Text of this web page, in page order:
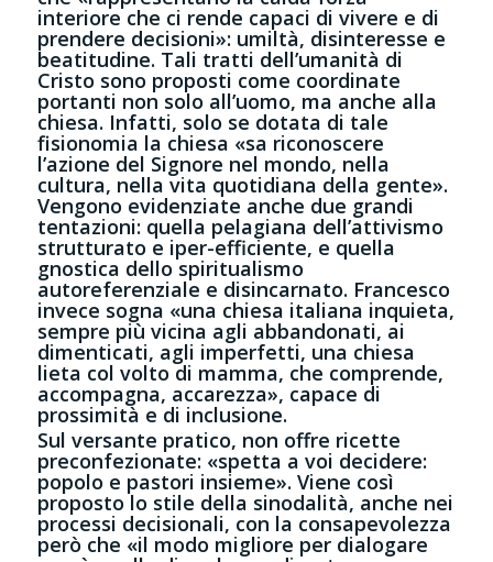
interiore che ci rende capaci di vivere e di
prendere decisioni»: umiltà, disinteresse e
beatitudine. Tali tratti dell’umanità di
Cristo sono proposti come coordinate
portanti non solo all’uomo, ma anche alla
chiesa. Infatti, solo se dotata di tale
fisionomia la chiesa «sa riconoscere
l’azione del Signore nel mondo, nella
cultura, nella vita quotidiana della gente».
Vengono evidenziate anche due grandi
tentazioni: quella pelagiana dell’attivismo
strutturato e iper-efficiente, e quella
gnostica dello spiritualismo
autoreferenziale e disincarnato. Francesco
invece sogna «una chiesa italiana inquieta,
sempre più vicina agli abbandonati, ai
dimenticati, agli imperfetti, una chiesa
lieta col volto di mamma, che comprende,
accompagna, accarezza», capace di
prossimità e di inclusione.
Sul versante pratico, non offre ricette
preconfezionate: «spetta a voi decidere:
popolo e pastori insieme». Viene così
proposto lo stile della sinodalità, anche nei
processi decisionali, con la consapevolezza
però che «il modo migliore per dialogare